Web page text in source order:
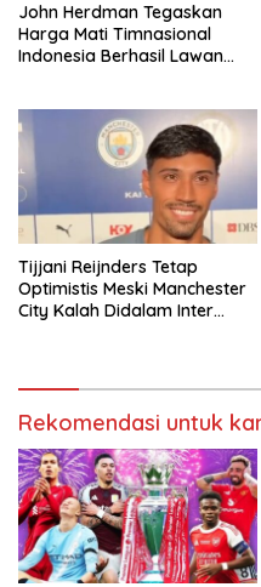
John Herdman Tegaskan
Harga Mati Timnasional
Indonesia Berhasil Lawan
Tijjani Reijnders Tetap
Optimistis Meski Manchester
City Kalah Didalam Inter
Rekomendasi untuk